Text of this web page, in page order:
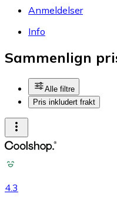
Anmeldelser
Info
Sammenlign
Alle filtre
Pris inkludert frakt
4.3